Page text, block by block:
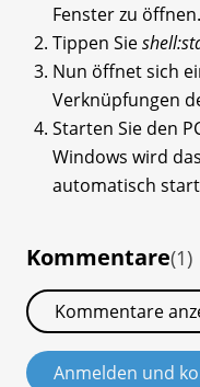
Fenster zu öffnen.
Tippen Sie
Nun öffnet sich
Verknüpfungen
Starten Sie den
Windows wird
automatisch
Kommentare(1)
Kommentare
Anmelden und